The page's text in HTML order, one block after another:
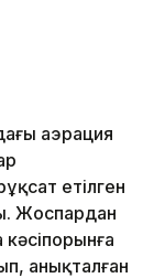
аэрация
етілген
Жоспардан
анықталған